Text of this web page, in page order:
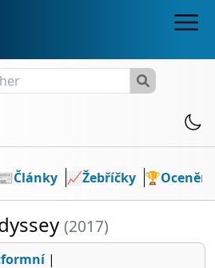
📰Články 📈Žebříčky 🏆Ocenění
(2017)
|